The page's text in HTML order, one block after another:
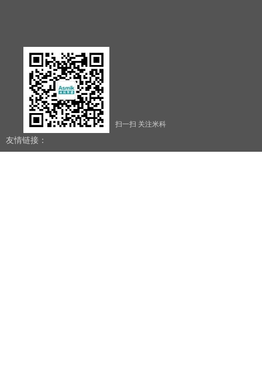
扫一扫 关注米科
友情链接：